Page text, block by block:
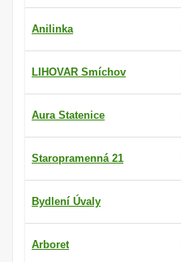
Anilinka
LIHOVAR Smíchov
Aura Statenice
Staropramenná 21
Bydlení Úvaly
Arboret